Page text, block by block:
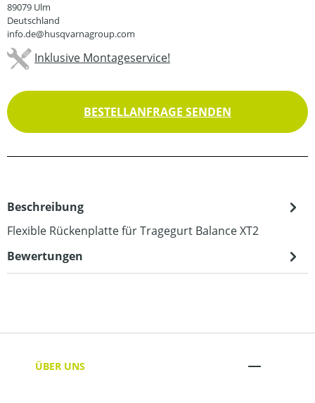
89079 Ulm
Deutschland
info.de@husqvarnagroup.com
Inklusive Montageservice!
BESTELLANFRAGE SENDEN
Beschreibung
Flexible Rückenplatte für Tragegurt Balance XT2
Bewertungen
ÜBER UNS